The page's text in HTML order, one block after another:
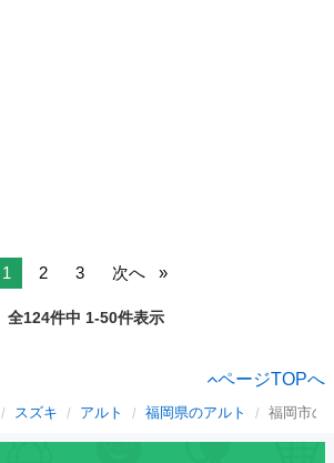
1 2 3 次へ
全124件中 1-50件表示
ページTOPへ
スズキ アルト 福岡県のアルト 福岡市の